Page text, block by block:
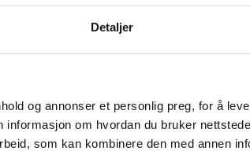
Detaljer
og annonser et personlig preg, for å
om hvordan du bruker
som kan kombinere den med annen